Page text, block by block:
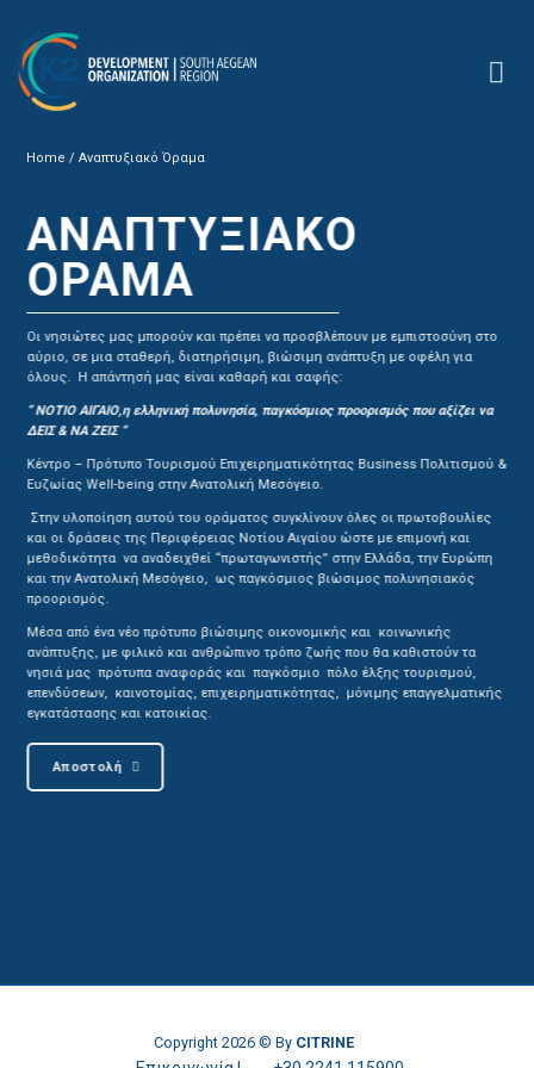
content
Home /Αναπτυξιακό Όραμα
ΑΝΑΠΤΥΞΙΑΚΌ
ΌΡΑΜΑ
Οι νησιώτες μας μπορούν και πρέπει να προσβλέπουν με εμπιστοσύνη στο
αύριο, σε μια σταθερή, διατηρήσιμη, βιώσιμη ανάπτυξη με οφέλη για
όλους. Η απάντησή μας είναι καθαρή και σαφής:
” ΝΟΤΙΟ ΑΙΓΑΙΟ,η ελληνική πολυνησία, παγκόσμιος προορισμός που αξίζει να
ΔΕΙΣ & ΝΑ ΖΕΙΣ “
Κέντρο – Πρότυπο Τουρισμού Επιχειρηματικότητας Business Πολιτισμού &
Ευζωίας Well-being στην Ανατολική Μεσόγειο.
Στην υλοποίηση αυτού του οράματος συγκλίνουν όλες οι πρωτοβουλίες
και οι δράσεις της Περιφέρειας Νοτίου Αιγαίου ώστε με επιμονή και
μεθοδικότητα να αναδειχθεί “πρωταγωνιστής” στην Ελλάδα, την Ευρώπη
και την Ανατολική Μεσόγειο, ως παγκόσμιος βιώσιμος πολυνησιακός
προορισμός.
Μέσα από ένα νέο πρότυπο βιώσιμης οικονομικής και κοινωνικής
ανάπτυξης, με φιλικό και ανθρώπινο τρόπο ζωής που θα καθιστούν τα
νησιά μας πρότυπα αναφοράς και παγκόσμιο πόλο έλξης τουρισμού,
επενδύσεων, καινοτομίας, επιχειρηματικότητας, μόνιμης επαγγελματικής
εγκατάστασης και κατοικίας.
Αποστολή
Copyright 2026 © By CITRINE